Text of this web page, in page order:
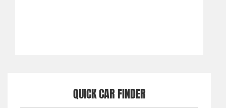
QUICK CAR FINDER